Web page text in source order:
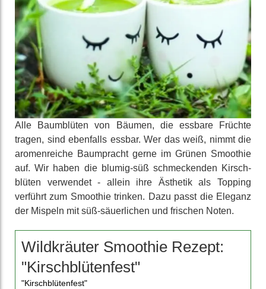
Alle Baum­blüten von Bäumen, die essbare Früchte
tragen, sind ebenfalls essbar. Wer das weiß, nimmt die
aromen­reiche Baumpracht gerne im Grünen Smoothie
auf. Wir haben die blumig-süß schmecken­den Kirsch­
blüten verwendet - allein ihre Ästhetik als Topping
verführt zum Smoothie trinken. Dazu passt die Eleganz
der Mispeln mit süß-säuer­lichen und frischen Noten.
Wildkräuter Smoothie Rezept:
"Kirschblütenfest"
"Kirschblütenfest"